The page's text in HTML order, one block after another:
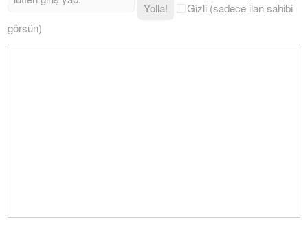
Yolla!
Gizli (sadece ilan sahibi
görsün)